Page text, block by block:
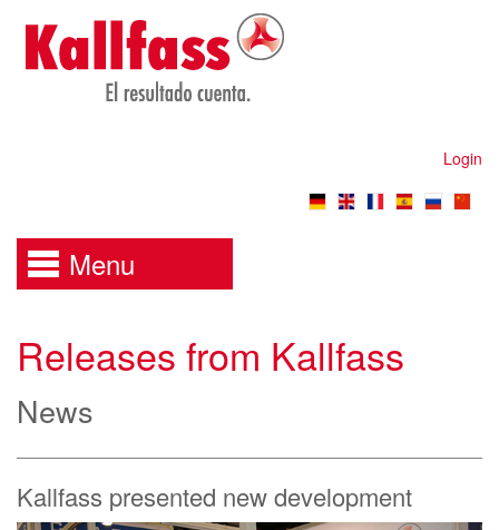
Login
Menu
Releases from Kallfass
News
Kallfass presented new development